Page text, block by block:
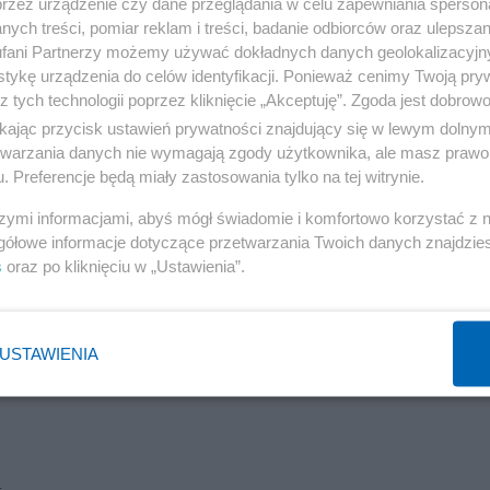
Reklama
abp Polak stwierdził, że dokument braci Sekielskich
standardów ochrony dzieci i młodzieży”. Dodał, że
rodzin, brak podjęcia odpowiednich działań w
dzieci przez księdza, czyli niewypełnienie
Kaliszu odbył się protest. „Z parafii do parafii zamiast
- transparenty z takimi hasłami towarzyszyły
przeciwko księżom pedofilom i biskupowi diecezji
treści, pomiar reklam i treści, badanie odbiorców oraz
Partnerzy możemy używać dokładnych danych
urządzenia do celów identyfikacji. Ponieważ cenimy Twoją
tych technologii poprzez kliknięcie „Akceptuję”. Zgoda jest
przycisk ustawień prywatności znajdujący się w lewym
danych nie wymagają zgody użytkownika, ale masz
Preferencje będą miały zastosowania tylko na tej witrynie.
informacjami, abyś mógł świadomie i komfortowo korzystać z
informacje dotyczące przetwarzania Twoich danych
oraz po kliknięciu w „Ustawienia”.
USTAWIENIA